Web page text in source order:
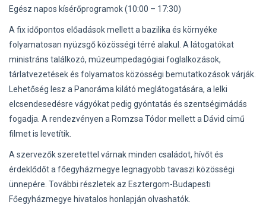
Egész napos kísérőprogramok (10:00 – 17:30)
A fix időpontos előadások mellett a bazilika és környéke
folyamatosan nyüzsgő közösségi térré alakul. A látogatókat
ministráns találkozó, múzeumpedagógiai foglalkozások,
tárlatvezetések és folyamatos közösségi bemutatkozások várják.
Lehetőség lesz a Panoráma kilátó meglátogatására, a lelki
elcsendesedésre vágyókat pedig gyóntatás és szentségimádás
fogadja. A rendezvényen a Romzsa Tódor mellett a Dávid című
filmet is levetítik.
A szervezők szeretettel várnak minden családot, hívőt és
érdeklődőt a főegyházmegye legnagyobb tavaszi közösségi
ünnepére. További részletek az Esztergom-Budapesti
Főegyházmegye hivatalos honlapján olvashatók.